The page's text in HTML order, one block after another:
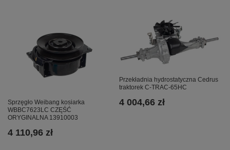
Sprzęgło Weibang kosiarka
WBBC7623LC CZĘŚĆ
ORYGINALNA 13910003
4 110,96 zł
Przekładnia hydrostatyczna Cedrus
traktorek C-TRAC-65HC
4 004,66 zł